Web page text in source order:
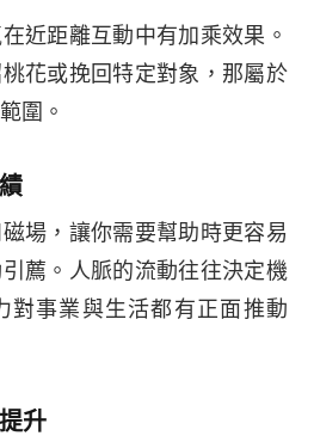
近距離互動中有加乘效果。
花或挽回特定對象，那屬於
圍。
場，讓你需要幫助時更容易
薦。人脈的流動往往決定機
對事業與生活都有正面推動
升